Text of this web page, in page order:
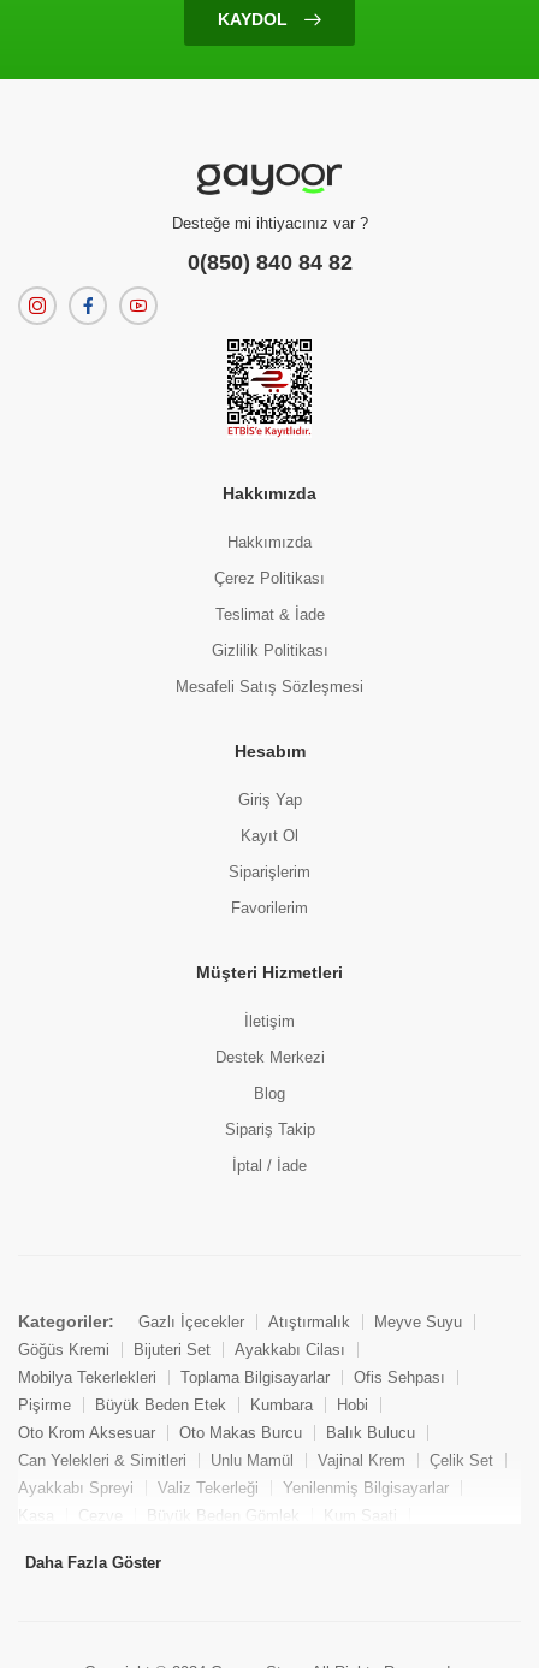
Ürün Bulunamadı
KAYDOL
Desteğe mi ihtiyacınız var ?
0(850) 840 84 82
Hakkımızda
Hakkımızda
Çerez Politikası
Teslimat & İade
Gizlilik Politikası
Mesafeli Satış Sözleşmesi
Hesabım
Giriş Yap
Kayıt Ol
Siparişlerim
Favorilerim
Müşteri Hizmetleri
İletişim
Destek Merkezi
Blog
Sipariş Takip
İptal / İade
Kategoriler: Gazlı İçecekler Atıştırmalık
Meyve Suyu
Göğüs Kremi
Bijuteri Set
Ayakkabı Cilası
Mobilya Tekerlekleri
Toplama Bilgisayarlar
Ofis Sehpası
Pişirme
Büyük Beden Etek Kumbara
Hobi
Oto Krom Aksesuar
Oto Makas Burcu
Balık Bulucu
Can Yelekleri & Simitleri
Unlu Mamül Vajinal Krem
Çelik Set
Ayakkabı Spreyi
Valiz Tekerleği
Yenilenmiş Bilgisayarlar
Kasa
Cezve Büyük Beden Gömlek
Kum Saati
Tekne Bağlama & Demirleme
Daha Fazla Göster